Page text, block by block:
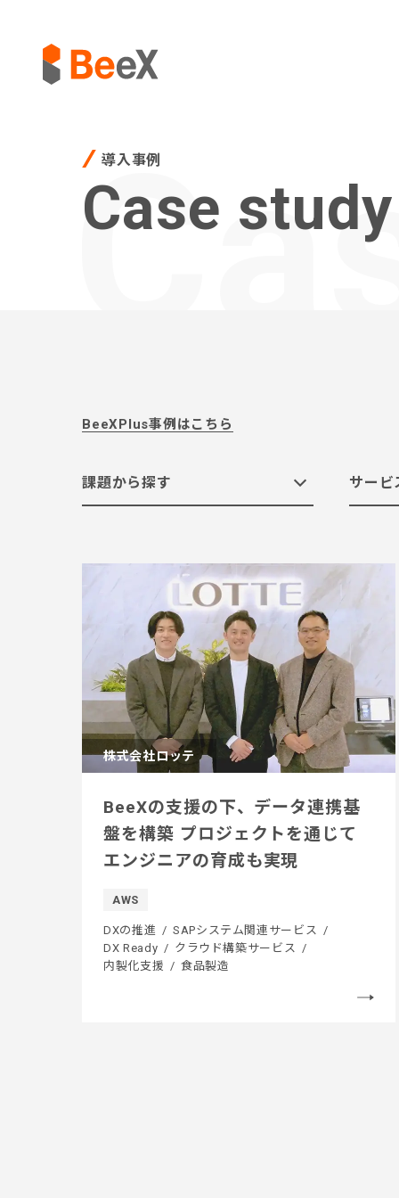
導入事例
Case study
BeeXPlus事例はこちら
課題から探す
すべて クラウドへの移行 クラウド活用の
DXの推進 BCPの実現 内製化
サービ
すべて SAPシステム関連サービス クラウ
すべて 食品製造 教育機関 電気・ガス
すべて 1000人以上 300～999人 100
株式会社ロッテ
BeeXの支援の下、データ連携基
盤を構築 プロジェクトを通じて
エンジニアの育成も実現
AWS
DXの推進
SAPシステム関連サービス
DX Ready
クラウド構築サービス
内製化支援
食品製造